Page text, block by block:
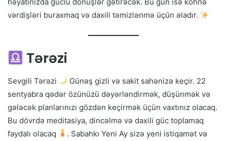
həyatınızda güclü dönüşlər gətirəcək. Bu gün isə köhnə
vərdişləri buraxmaq və daxili təmizlənmə üçün əladır.
Tərəzi
Sevgili Tərəzi
Günəş gizli və sakit sahənizə keçir. 22
sentyabra qədər özünüzü dəyərləndirmək, düşünmək və
gələcək planlarınızı gözdən keçirmək üçün vaxtınız olacaq.
Bu dövrdə meditasiya, dincəlmə və daxili güc toplamaq
faydalı olacaq
. Sabahkı Yeni Ay sizə yeni istiqamət və